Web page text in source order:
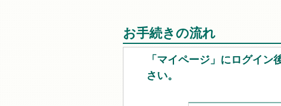
お手続きの流れ
「マイページ」にログイ
さい。